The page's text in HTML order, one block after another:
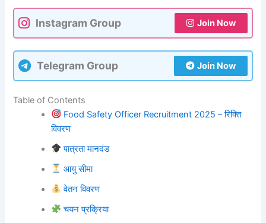
Instagram Group Join Now
Telegram Group Join Now
Table of Contents
Food Safety Officer Recruitment 2025 – रिक्ति
विवरण
पात्रता मानदंड
आयु सीमा
वेतन विवरण
चयन प्रक्रिया